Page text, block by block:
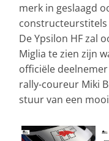
merk in geslaagd
constructeurstitels
De Ypsilon HF zal
Miglia te zien zijn
officiële
rally-coureur Miki
stuur van een